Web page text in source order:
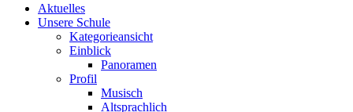
Aktuelles
Unsere Schule
Kategorieansicht
Einblick
Panoramen
Profil
Musisch
Altsprachlich